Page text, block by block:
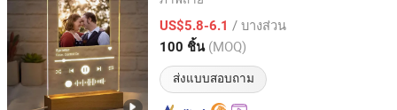
US$5.8-6.1 / บางส่วน
100 ชิ้น (MOQ)
ส่งแบบสอบถาม
Zhejiang, China อัตราจาก 2024